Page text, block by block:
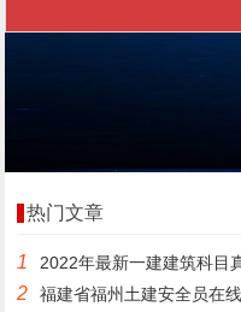
热门文章
1 2022年最新一建建筑科目
2 福建省福州土建安全员在